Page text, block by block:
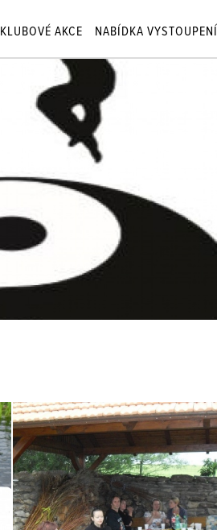
KLUBOVÉ AKCE NABÍDKA VYSTOUPENÍ